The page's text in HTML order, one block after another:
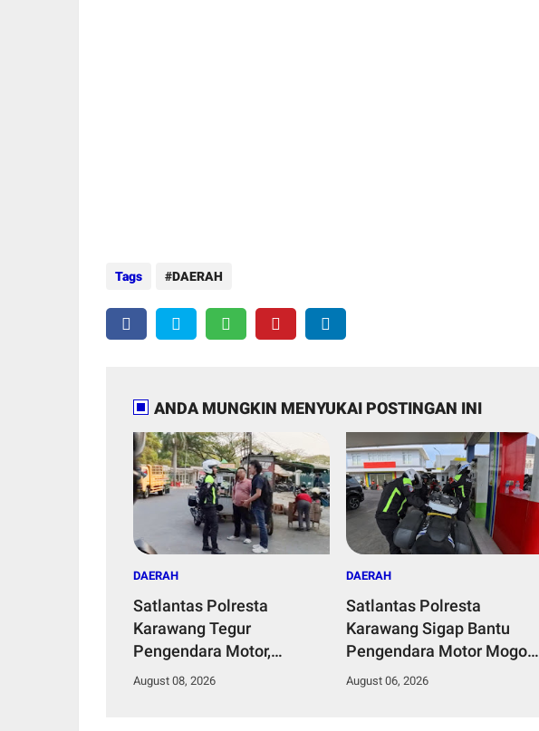
Tags DAERAH
ANDA MUNGKIN MENYUKAI POSTINGAN INI
DAERAH
Satlantas Polresta
Karawang Tegur
Pengendara Motor,
Ingatkan Bahaya Ugal-
August 08, 2026
DAERAH
Satlantas Polresta
Karawang Sigap Bantu
Pengendara Motor Mogok,
Polisi Humanis Tuai
August 06, 2026